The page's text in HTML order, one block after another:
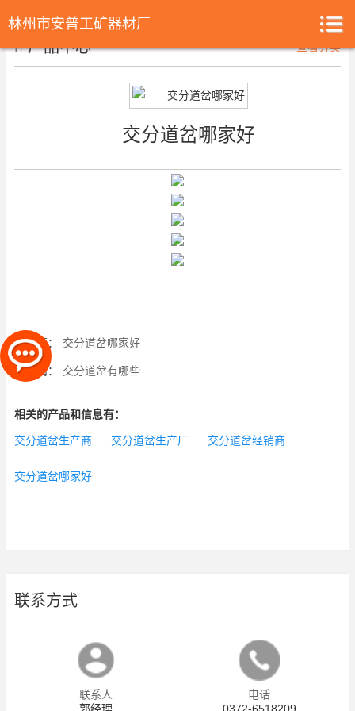
林州市安普工矿器材厂
产品中心 查看分类
交分道岔哪家好
上一篇： 交分道岔哪家好
下一篇： 交分道岔有哪些
相关的产品和信息有：
交分道岔生产商 交分道岔生产厂 交分道岔经销商
交分道岔哪家好
联系方式
联系人
电话